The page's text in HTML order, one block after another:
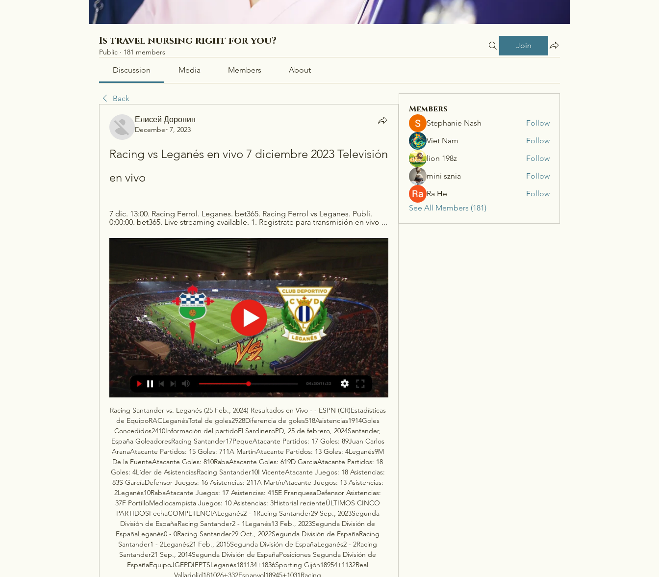
Is travel nursing right for you?
Public · 181 members
Join
Discussion Media Members About
Back
Елисей Доронин
December 7, 2023
Racing vs Leganés en vivo 7 diciembre 2023 Televisión
en vivo
7 dic. 13:00. Racing Ferrol. Leganes. bet365. Racing Ferrol vs Leganes. Publi.
0:00:00. bet365. Live streaming available. 1. Registrate para transmisión en vivo ...
Racing Santander vs. Leganés (25 Feb., 2024) Resultados en Vivo - - ESPN (CR)Estadísticas de EquipoRACLeganésTotal de goles2928Diferencia de goles518Asistencias1914Goles Concedidos2410Información del partidoEl SardineroPD, 25 de febrero, 2024Santander, España GoleadoresRacing Santander17PequeAtacante Partidos: 17 Goles: 89Juan Carlos AranaAtacante Partidos: 15 Goles: 711A MartínAtacante Partidos: 13 Goles: 4Leganés9M De la FuenteAtacante Goles: 810RabaAtacante Goles: 619D GarciaAtacante Partidos: 18 Goles: 4Líder de AsistenciasRacing Santander10I VicenteAtacante Juegos: 18 Asistencias: 83S GarcíaDefensor Juegos: 16 Asistencias: 211A MartínAtacante Juegos: 13 Asistencias: 2Leganés10RabaAtacante Juegos: 17 Asistencias: 415E FranquesaDefensor Asistencias: 37F PortilloMediocampista Juegos: 10 Asistencias: 3Historial recienteÚLTIMOS CINCO PARTIDOSFechaCOMPETENCIALeganés2 - 1Racing Santander29 Sep., 2023Segunda División de EspañaRacing Santander2 - 1Leganés13 Feb., 2023Segunda División de EspañaLeganés0 - 0Racing Santander29 Oct., 2022Segunda División de EspañaRacing Santander1 - 2Leganés21 Feb., 2015Segunda División de EspañaLeganés2 - 2Racing Santander21 Sep., 2014Segunda División de EspañaPosiciones Segunda División de EspañaEquipoJGEPDIFPTSLeganés181134+1836Sporting Gijón18954+1132Real Valladolid181026+332Espanyol18945+1031Racing Ferrol18873+431Eibar18936+830Elche18855+129Racing Santander18846+528Tenerife18837+227Levante18765027Real Oviedo18675+625Real Zaragoza18747025Burgos18747-125Mirandés18657-123Eldense18657-523Albacete18567-621FC Andorra18639-621Villarreal B18558-620Huesca18378-516Amorebieta183510-1114AD Alcorcón183510-1514FC Cartagena182610-1212Noticias - 2ª DivisiónJavier Tebas renuncia a presidencia de LaLiga para buscar la reelecciónEl proceso de elección, que dura aproximadamente un mes, se ha adelantado para no cruzarse con la elección presidencial de la RFEF. 

Racing Santander vs. Leganés (25 de Feb., 2024) Resultados en Vivo - ESPN (CO)Estadísticas de EquipoRACLeganésTotal de goles2928Diferencia de goles518Asistencias1914Goles Concedidos2410Información del partidoEl SardineroPD, 25 de febrero, 2024Santander, España GoleadoresRacing Santander17PequeAtacante Partidos: 17 Goles: 89Juan Carlos AranaAtacante Partidos: 15 Goles: 711A MartínAtacante Partidos: 13 Goles: 4Leganés9M De la FuenteAtacante Goles: 810RabaAtacante Goles: 619D GarciaAtacante Partidos: 18 Goles: 4Líder de AsistenciasRacing Santander10I VicenteAtacante Juegos: 18 Asistencias: 83S GarcíaDefensor Juegos: 16 Asistencias: 211A MartínAtacante Juegos: 13 Asistencias: 2Leganés10RabaAtacante Juegos: 17 Asistencias: 415E FranquesaDefensor Asistencias: 37F PortilloMediocampista Juegos: 10 Asistencias: 3Historial recienteÚLTIMOS CINCO PARTIDOSFechaCOMPETENCIALeganés2 - 1Racing Santander29 de Sep., 2023Segunda División de EspañaRacing Santander2 - 1Leganés13 de Feb., 2023Segunda División de EspañaLeganés0 - 0Racing Santander29 de Oct., 2022Segunda División de EspañaRacing Santander1 - 2Leganés21 de Feb., 2015Segunda División de EspañaLeganés2 - 2Racing Santander21 de Sep., 2014Segunda División de EspañaPosiciones Segunda División de EspañaEquipoJGEPDIFPTSLeganés181134+1836Sporting Gijón18954+1132Real Valladolid181026+332Espanyol18945+1031Racing Ferrol18873+431Eibar18936+830Elche18855+129Racing Santander18846+528Tenerife18837+227Levante18765027Real Oviedo18675+625Real Zaragoza18747025Burgos18747-125Mirandés18657-123Eldense18657-523Albacete18567-621FC Andorra18639-621Villarreal B18558-620Huesca18378-516Amorebieta183510-1114AD Alcorcón183510-1514FC Cartagena182610-1212Noticias - 2ª DivisiónJavier Tebas renuncia a presidencia de LaLiga para buscar la reelecciónEl proceso de elección, que dura aproximadamente un mes, se ha adelantado para no cruzarse con la elección presidencial de la RFEF. 

80' Se juega en el estadio Estadio Municipal de Butarque. Saúl García (Racing Santander) centra un córner desde la izquierda. 79' Falta para Racing Santander en su campo. 77' Jon Ander Gonzalez Esteban señala saque de banda para Racing Santander en Leganés. 75' Jon Ander Gonzalez Esteban pitó una falta para Racing Santander, CD Leganés defenderá de su mitad del terreno de juego. 74' Inigo Sainz Maza Serna de Racing Santander se escapa en el estadio Estadio Municipal de Butarque, pero su chut no va a portería. 73' Quinto/a sustitución del Racing Santander. Juan Carlos Arana sale y entrará por él Ekain Zenitagoia Arana ¡Mucha suerte! Equipo visitante sacará de banda desde su campo. 

Racing Santander vs. Leganés (25 de Feb., 2024) Resultados en Vivo - ESPN DEPORTESEstadísticas de EquipoRACLeganésTotal de goles2928Diferencia de goles518Asistencias1914Goles Concedidos2410Información del partidoEl SardineroPD, 25 de febrero, 2024Santander, España GoleadoresRacing Santander17PequeAtacante Partidos: 17 Goles: 89Juan Carlos AranaAtacante Partidos: 15 Goles: 711A MartínAtacante Partidos: 13 Goles: 4Leganés9M De la FuenteAtacante Goles: 810RabaAtacante Goles: 619D GarciaAtacante Partidos: 18 Goles: 4Líder de AsistenciasRacing Santander10I VicenteAtacante Juegos: 18 Asistencias: 83S GarcíaDefensor Juegos: 16 Asistencias: 211A MartínAtacante Juegos: 13 Asistencias: 2Leganés10RabaAtacante Juegos: 17 Asistencias: 415E FranquesaDefensor Asistencias: 37F PortilloMediocampista Juegos: 10 Asistencias: 3Historial recienteÚLTIMOS CINCO PARTIDOSFechaCOMPETENCIALeganés2 - 1Racing Santander29 de Sep., 2023Segunda División de EspañaRacing Santander2 - 1Leganés13 de Feb., 2023Segunda División de EspañaLeganés0 - 0Racing Santander29 de Oct., 2022Segunda División de EspañaRacing Santander1 - 2Leganés21 de Feb., 2015Segunda División de EspañaLeganés2 - 2Racing Santander21 de Sep., 2014Segunda División de EspañaPosiciones Segunda División de EspañaEquipoJGEPDIFPTSLeganés181134+1836Sporting Gijón18954+1132Real Valladolid181026+332Espanyol18945+1031Racing Ferrol18873+431Eibar18936+830Elche18855+129Racing Santander18846+528Tenerife18837+227Levante18765027Real Oviedo18675+625Real Zaragoza18747025Burgos18747-125Mirandés18657-123Eldense18657-523Albacete18567-621FC Andorra18639-621Villarreal B18558-620Huesca18378-516Amorebieta183510-1114AD Alcorcón183510-1514FC Cartagena182610-1212Noticias - 2ª DivisiónJavier Tebas renuncia a presidencia de LaLiga para buscar la reelecciónEl proceso de elección, que dura aproximadamente un mes, se ha adelantado para no cruzarse con la elección presidencial de la RFEF. 

Miguel de la Fuente entra por Diego Garcia en CD Leganés. 68' Junior Lago (Racing Santander) consigue rematar de cabeza, pero su tiro se va al travesaño. ¡Qué cerca ha estado! Seguimos en el estadio Estadio Municipal de Butarque, donde Saúl García (Racing Santander) lanza un córner desde la izquierda. 67' 64' 63' Cuarto/a de equipo visitante realiza una sustitución. Germán Sánchez abandona el estadio Estadio Municipal de Butarque y Inigo Sainz Maza Sernale sustituye. Marco Sangalli Fuentes entra por Clement Grenier para el Racing Santander en el estadio Estadio Municipal de Butarque. 62' La pelota sale fuera en Estadio Municipal de Butarque CD Leganés sacará de portería. 58' Pillan al equipo CD Leganés en fuera de juego. 56' Estamos en Leganés, donde Clement Grenier del Racing Santander saca un córner desde la derecha. 

Daniel Raba (CD Leganés) centra un córner desde la derecha. 14' Racing Santander sacará desde su portería. En juego en Leganés. CD Leganés ve como Nais Djouahra disfruta de una buena oportunidad, pero el balón se va desviado. 11' 10' 8' Saque de puerta para CD Leganés en el Estadio Municipal de Butarque. 7' Racing Santander sacará una falta en Leganés. 6' 4' 1' Saque de banda para Racing Santander cerca del área. Saque de banda para el equipo equipo visitante en el campo contrario. ¿Sabías que CD Leganés marca un 30% de sus goles entre los minutos 31-45? CD Leganés marca 1. 33 marca cuando juega en casa y Racing Santander marca 0. 74 goles cuando juega fuera (como promedio). Ambos equipos no ganaron su último partido en LaLiga 2. La media de goles en la primera mitad en los encuentros entre CD Leganés y Racing Santander es de 1. 

El equipo médico está atendiendo a Juan Carlos Arana de Racing Santander, de manera que el juego se ha interrumpido en el estadio Estadio Municipal de Butarque. 31' ¡Lástima! CD Leganés cayó en fuera de juego. 28' Germán Sánchez marca un gol desafortunado en propia puerta. Esto pone el marcador 1-0 en el estadio Estadio Municipal de Butarque. 27' Falta para CD Leganés en el campo de Racing Santander. 

C.D. Leganés - Web Oficial 26 nov 2023 — Sigue los marcadores en directo y los resultados de Leganés contra Racing Club de Ferrol en Segunda División en OneFootball.

26' 25' 24' Jon Ander Gonzalez Esteban pitó saque de portería a favor de Racing Santander en Leganés. Enric Franquesa, del CD Leganés, chuta, pero no se acerca lo bastante a la portería. 23' Jon Ander Gonzalez Esteban señala saque de banda para CD Leganés en Leganés. 22' 20' CD Leganés sacará el balón ya que Jon Ander Gonzalez Esteban señaló saque de puerta. 19' Daniel Raba del CD Leganés ha visto la tarjeta amarilla. 18' 17' 15' Se juega en el estadio Estadio Municipal de Butarque. 

Ver Leganés vs Racing Ferrol en vivo hoy 26.11.2023 DIRECTO · ALINEACIONES · ESTADÍSTICAS · CRÓNICA. Final del partido, CD Leganés 2, Racing de Santander 1. 97' Final segunda parte, CD Leganés 2, Racing de ...

90' Jon Ander Gonzalez Esteban pitó saque de portería a favor de CD Leganés en Leganés. 87' CD Leganés sacará desde su portería. 86' Jon Ander Gonzalez Esteban otorga a Racing Santander un córner. Saúl García lanza el córner desde la izquierda. 84' 83' saque de banda para CD Leganés en su propio campo. El CD Leganés sacará el balón en Estadio Municipal de Butarque. 82' Jon Ander Gonzalez Esteban señala la falta para Racing Santander en su propia mitad. 81' CD Leganés cambia a Nais Djouahra por Oscar Urena Garci en Leganés por decisión de Borja Jimenez. Saque de banda para el equipo equipo local en el cam
Members
Stephanie Nash
Follow
Viet Nam
Follow
lion 198z
Follow
mini sznia
Follow
Ra He
Follow
See All Members (181)